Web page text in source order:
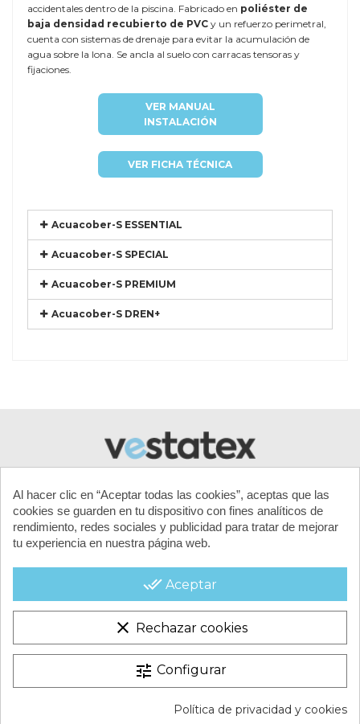
accidentales dentro de la piscina. Fabricado en poliéster de
baja densidad recubierto de PVC y un refuerzo perimetral,
cuenta con sistemas de drenaje para evitar la acumulación de
agua sobre la lona. Se ancla al suelo con carracas tensoras y
fijaciones.
VER MANUAL
INSTALACIÓN
VER FICHA TÉCNICA
Acuacober-S ESSENTIAL
Acuacober-S SPECIAL
Acuacober-S PREMIUM
Acuacober-S DREN+
CONTACTA CON NOSOTROS
CONDICIONES COMERCIALES
Aviso legal |
Términos y condiciones |
Política de Privacidad | Mapa del Sitio
Al hacer clic en “Aceptar todas las cookies”, aceptas que las
cookies se guarden en tu dispositivo con fines analíticos de
rendimiento, redes sociales y publicidad para tratar de mejorar
tu experiencia en nuestra página web.
done_all Aceptar
clear Rechazar cookies
tune Configurar
Política de privacidad y cookies